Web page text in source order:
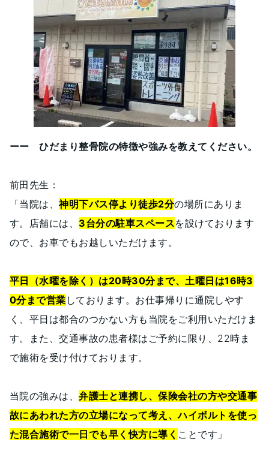
ーー ひだまり整骨院の特徴や強みを教えてください。
前田先生：
「当院は、神明下バス停より徒歩2分の場所にありま
す。店舗には、 3台分の駐車スペースを設けております
ので、お車でもお越しいただけます。
平日（水曜を除く）は20時30分まで、土曜日は16時3
0分まで営業 しております。お仕事帰りに通院しやす
く、平日は都合のつかない方も当院をご利用いただけま
す。また、交通事故の患者様はご予約に限り、22時ま
で施術を受け付けております。
当院の強みは、弁護士と連携し、保険会社の方や交通事
故にあわれた方の立場になって考え、ハイボルトを使っ
た混合施術で一日でも早く快方に導く ことです」